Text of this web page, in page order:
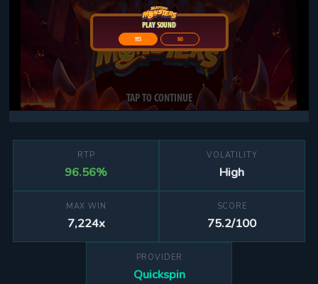
RTP
96.56%
VOLATILITY
High
MAX WIN
7,224x
SCORE
75.2/100
PROVIDER
Quickspin